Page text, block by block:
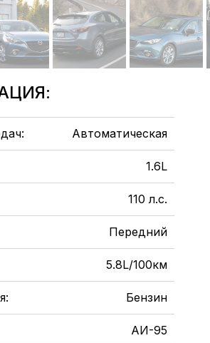
Автоматическая
1.6L
110 л.с.
Передний
5.8L/100км
Бензин
АИ-95